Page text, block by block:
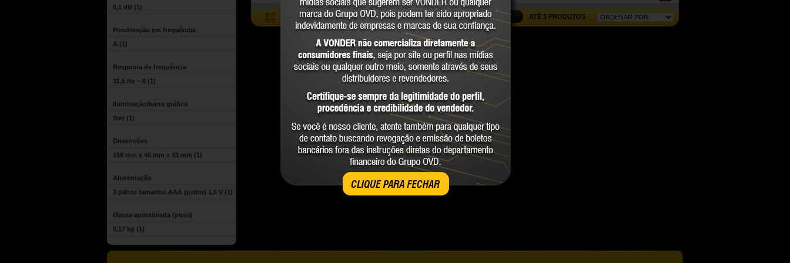
CLIQUE PARA FECHAR
0,1 dB (1)
Ponderação em frequência
A (1)
Resposta de frequência
31,5 Hz ~ 8 (1)
Iluminação/barra gráfica
Sim (1)
Dimensões
150 mm x 45 mm x 33 mm (1)
Alimentação
3 pilhas tamanho AAA (palito) 1,5 V (1)
Massa aproximada (peso)
0,17 kg (1)
COMPARAR ATÉ 3 PRODUTOS